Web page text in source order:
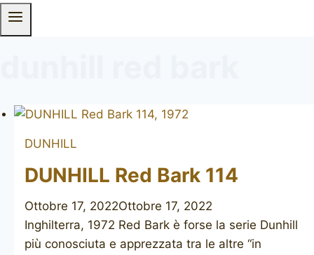
DUNHILL
DUNHILL Red Bark 114
Ottobre 17, 2022Ottobre 17, 2022
Inghilterra, 1972 Red Bark è forse la serie Dunhill
più conosciuta e apprezzata tra le altre “in